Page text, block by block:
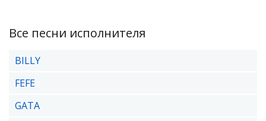
Все песни исполнителя
BILLY
FEFE
GATA